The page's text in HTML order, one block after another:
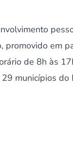
promovido em
de 8h às
municípios do